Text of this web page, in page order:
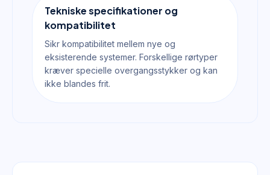
Tekniske specifikationer og
kompatibilitet
Sikr kompatibilitet mellem nye og
eksisterende systemer. Forskellige rørtyper
kræver specielle overgangsstykker og kan
ikke blandes frit.